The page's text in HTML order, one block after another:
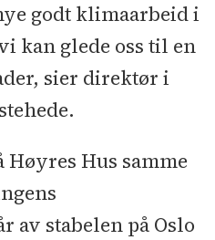
godt klimaarbeid i
kan glede oss til en
sier direktør i
Hus samme
av stabelen på Oslo